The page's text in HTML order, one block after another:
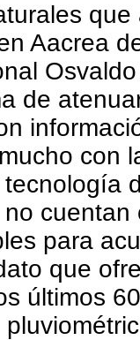
Aacrea
de
con
cuentan
para
que
últimos